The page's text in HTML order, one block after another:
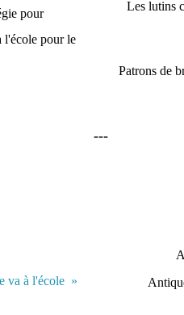
pour
l'école pour le
va à l'école
Les lutins
Patrons de
---